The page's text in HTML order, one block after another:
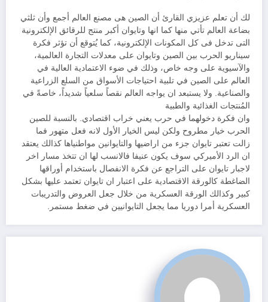
لك أن تعلم عزيزي القارئ أن الصين هى مصنع العالم أجمع وأن ثلثي
بضاعة العالم تأتي منها كما انها وتايوان أكبر منتج للرقائق الإلكترونية
التى تدخل فى كل المكونات الإلكترونية، كما يُتوقع أن تؤثر فكرة
سيناريو الحرب بين الصين وتايوان على معدلات التجارة العالمية،
والآسيوية على وجه خاص، وذلك في ضوء الاعتمادية العالية في
العالم على الصين في تلبية احتياجات الأسواق من السلع الزراعية
والصناعية. ولا يستبعد ان يواجه العالم نقصاً سلعياً شديداً، خاصةً في
المُنتجات الغذائية والطبية
وان فكرة دخولهما في حرب يعني خراب اقتصادي. بالنسبة للصين
الحرب خيار مطروح ولكن ليس الخيار الأول لانه فعل متهور فما
زالت تعتبر تايوان جزء من اراضيها والتايوانين مواطنياها كذالك يعتقد
ان الرد الأميركي سوف يكون عنيفا فالانسب لها ان تتخذ مسار اخر
لاجبار تايوان على التراجع عن فكرة الانفصال باستخدام أوراقها
الضاغطة كالورقة الاقتصادية على اعتبار ان تايوان تعتمد عليها بشكل
كبير وكذالك الورقة العسكرية من خلال جعل العروض والتدريبات
العسكرية أمرا دوريا مما يجعل التايوانيين في ضغط مستمر.